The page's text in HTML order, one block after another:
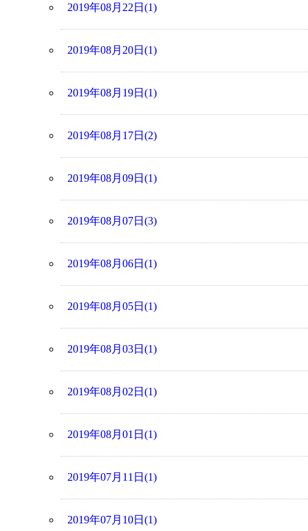
2019年08月22日(1)
2019年08月20日(1)
2019年08月19日(1)
2019年08月17日(2)
2019年08月09日(1)
2019年08月07日(3)
2019年08月06日(1)
2019年08月05日(1)
2019年08月03日(1)
2019年08月02日(1)
2019年08月01日(1)
2019年07月11日(1)
2019年07月10日(1)